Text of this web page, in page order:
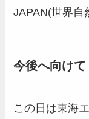
JAPAN(世界自
今後へ向けて
この日は東海